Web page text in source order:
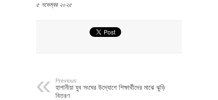
৫ নভেম্বর ২০২৫
Previous:
হাপানীয়া যুব সংঘের উদ্যোগে শিক্ষার্থীদের মাঝে ঝুড়ি
বিতরণ